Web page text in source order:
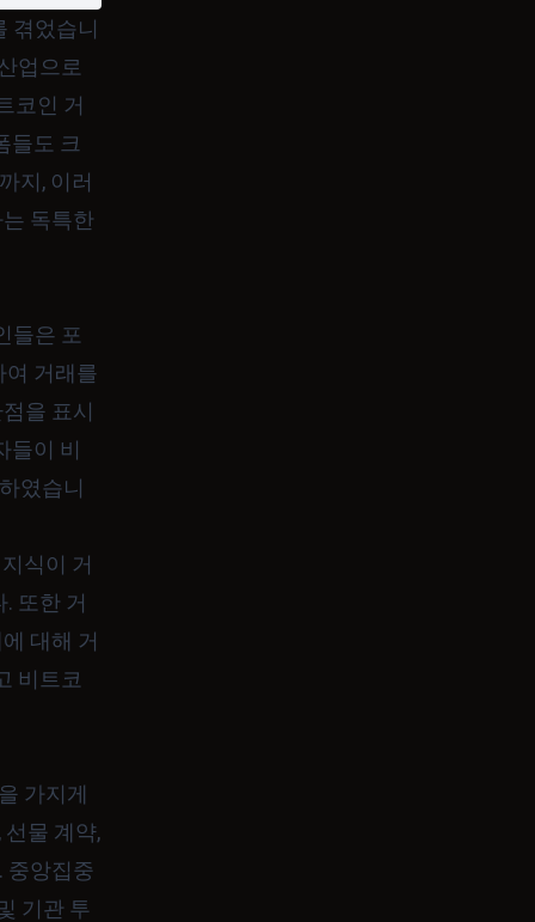
겪었습니
업으로
코인 거
들도 크
지, 이러
독특한
들은 포
여 거래를
을 표시
들이 비
였습니
식이 거
또한 거
대해 거
비트코
가지게
물 계약,
중앙집중
기관 투